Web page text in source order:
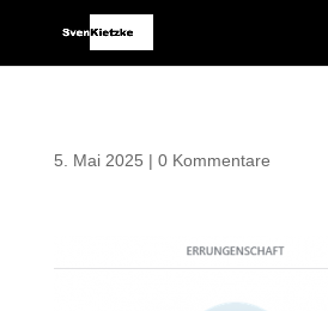
5. Mai 2025 | 0 Kommentare